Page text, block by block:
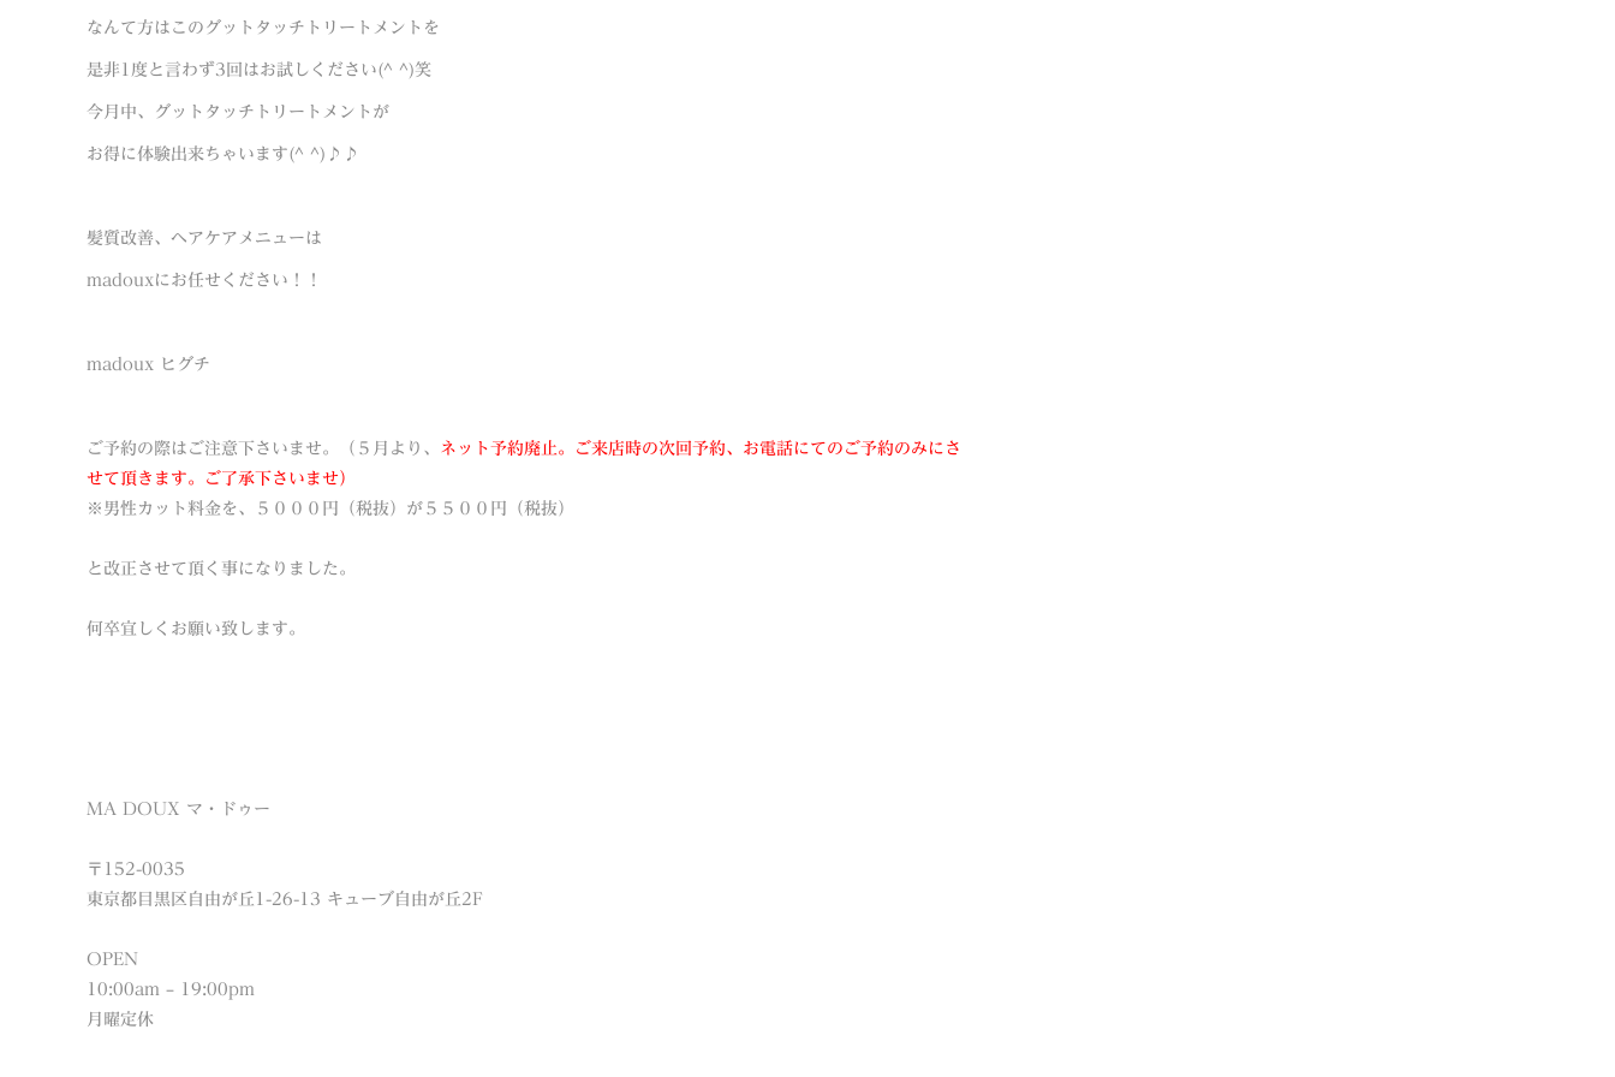
なんて方はこのグットタッチトリートメントを
是非1度と言わず3回はお試しください(^ ^)笑
今月中、グットタッチトリートメントが
お得に体験出来ちゃいます(^ ^)♪♪
髪質改善、ヘアケアメニューは
madouxにお任せください！！
madoux ヒグチ
ご予約の際はご注意下さいませ。（５月より、 ネット予約廃止。ご来店時の次回予約、お電話にてのご予約のみにさ
せて頂きます。ご了承下さいませ）
※男性カット料金を、５０００円（税抜）が５５００円（税抜）
と改正させて頂く事になりました。
何卒宜しくお願い致します。
MA DOUX マ・ドゥー
〒152-0035
東京都目黒区自由が丘1-26-13 キューブ自由が丘2F
OPEN
10:00am – 19:00pm
月曜定休